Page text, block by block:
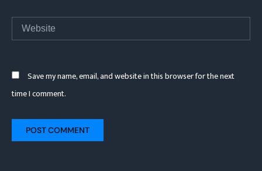
Website
Save my name, email, and website in this browser for the next
time I comment.